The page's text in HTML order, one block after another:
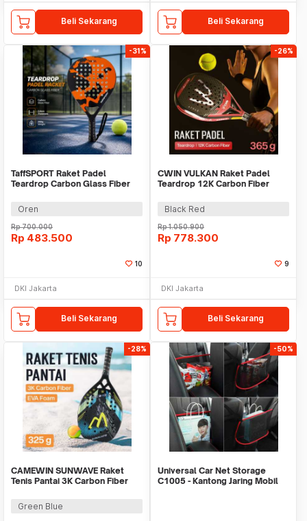
Beli Sekarang Beli Sekarang
-31%
TaffSPORT Raket Padel
Teardrop Carbon Glass Fiber
Oren
Rp700.000
Rp 483.500
10
DKI Jakarta
Beli Sekarang
-26%
CWIN VULKAN Raket Padel
Teardrop 12K Carbon Fiber
Black Red
Rp1.050.900
Rp 778.300
9
DKI Jakarta
Beli Sekarang
-28%
CAMEWIN SUNWAVE Raket
Tenis Pantai 3K Carbon Fiber
Green Blue
-50%
Universal Car Net Storage
C1005 - Kantong Jaring Mobil